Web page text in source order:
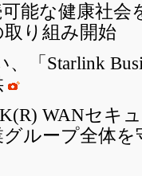
能な健康社
り組み開始
「Starlink
WANセ
ループ全体を